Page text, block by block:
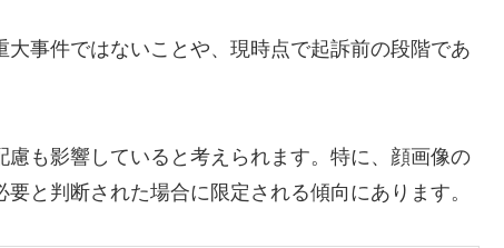
事件ではないことや、現時点で起訴前の段階であ
も影響していると考えられます。特に、顔画像の
と判断された場合に限定される傾向にあります。